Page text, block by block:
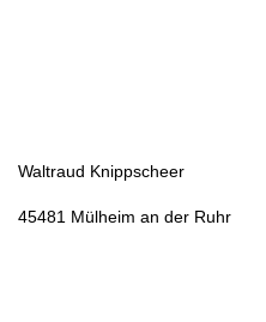
Waltraud Knippscheer
45481 Mülheim an der Ruhr